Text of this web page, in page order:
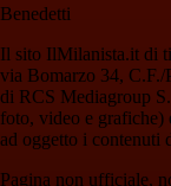
Benedetti
Il sito IlMilanista.it di
via Bomarzo 34,
di RCS Mediagroup
foto, video e grafiche)
ad oggetto i contenuti
Pagina non ufficiale,